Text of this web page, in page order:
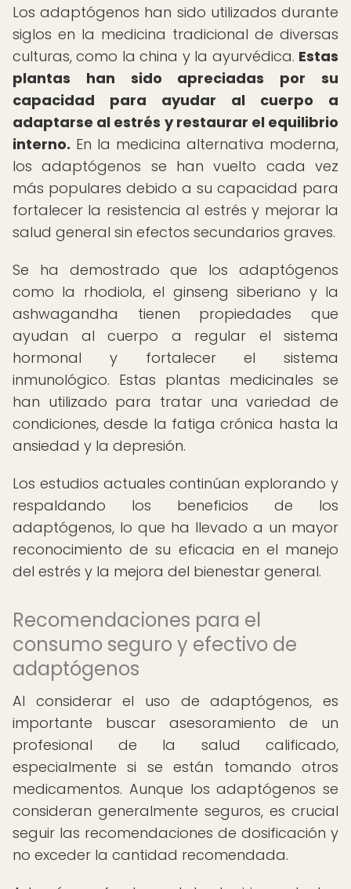
Los adaptógenos han sido utilizados durante
siglos en la medicina tradicional de diversas
culturas, como la china y la ayurvédica. Estas
plantas han sido apreciadas por su
capacidad para ayudar al cuerpo a
adaptarse al estrés y restaurar el equilibrio
interno. En la medicina alternativa moderna,
los adaptógenos se han vuelto cada vez
más populares debido a su capacidad para
fortalecer la resistencia al estrés y mejorar la
salud general sin efectos secundarios graves.
Se ha demostrado que los adaptógenos
como la rhodiola, el ginseng siberiano y la
ashwagandha tienen propiedades que
ayudan al cuerpo a regular el sistema
hormonal y fortalecer el sistema
inmunológico. Estas plantas medicinales se
han utilizado para tratar una variedad de
condiciones, desde la fatiga crónica hasta la
ansiedad y la depresión.
Los estudios actuales continúan explorando y
respaldando los beneficios de los
adaptógenos, lo que ha llevado a un mayor
reconocimiento de su eficacia en el manejo
del estrés y la mejora del bienestar general.
Recomendaciones para el
consumo seguro y efectivo de
adaptógenos
Al considerar el uso de adaptógenos, es
importante buscar asesoramiento de un
profesional de la salud calificado,
especialmente si se están tomando otros
medicamentos. Aunque los adaptógenos se
consideran generalmente seguros, es crucial
seguir las recomendaciones de dosificación y
no exceder la cantidad recomendada.